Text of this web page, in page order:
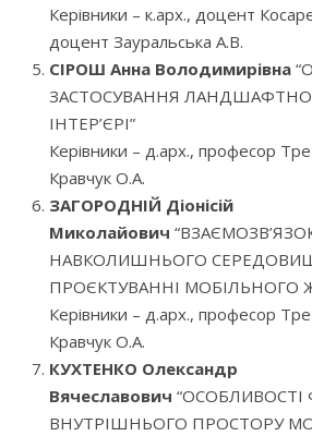
Керівники – к.арх., доцент
доцент Зауральська А.В.
СІРОШ Анна Володимирівна
ЗАСТОСУВАННЯ
ІНТЕР’ЄРІ”
Керівники – д.арх., професор
Кравчук О.А.
ЗАГОРОДНІЙ Діонісій
Миколайович
НАВКОЛИШНЬОГО
ПРОЄКТУВАННІ МОБІЛЬНОГО
Керівники – д.арх., професор
Кравчук О.А.
КУХТЕНКО Олександр
Вячеславович
ВНУТРІШНЬОГО ПРОСТОРУ